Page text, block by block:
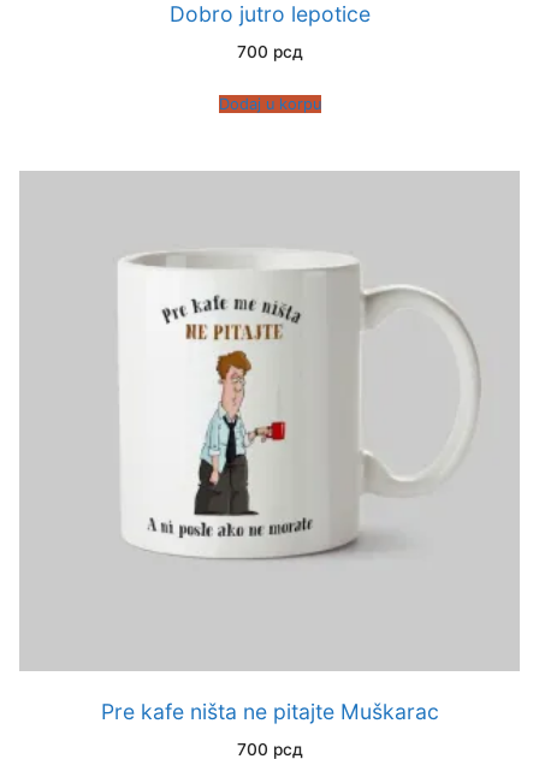
Dobro jutro lepotice
700 рсд
Dodaj u korpu
Pre kafe ništa ne pitajte Muškarac
700 рсд